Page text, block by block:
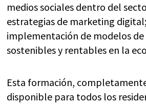
medios sociales dentro del
estrategias de marketing
implementación de modelos de
sostenibles y rentables en la
Esta formación,
disponible para todos los